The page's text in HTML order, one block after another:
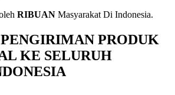
RIBUAN Masyarakat Di Indonesia.
PRODUK
KE SELURUH